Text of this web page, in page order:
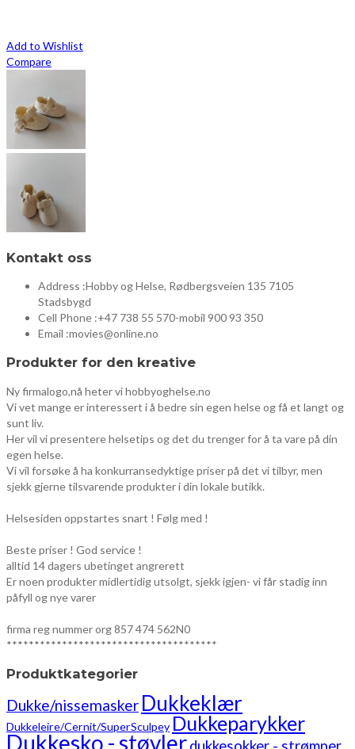
Add to Wishlist
Compare
Kontakt oss
Address :Hobby og Helse, Rødbergsveien 135 7105
Stadsbygd
Cell Phone :+47 738 55 570-mobil 900 93 350
Email :movies@online.no
Produkter for den kreative
Ny firmalogo,nå heter vi hobbyoghelse.no
Vi vet mange er interessert i å bedre sin egen helse og få et langt og
sunt liv.
Her vil vi presentere helsetips og det du trenger for å ta vare på din
egen helse.
Vi vil forsøke å ha konkurransedyktige priser på det vi tilbyr, men
sjekk gjerne tilsvarende produkter i din lokale butikk.
Helsesiden oppstartes snart ! Følg med !
Beste priser ! God service !
alltid 14 dagers ubetinget angrerett
Er noen produkter midlertidig utsolgt, sjekk igjen- vi får stadig inn
påfyll og nye varer
firma reg nummer org 857 474 562N0
**************************************
Produktkategorier
Dukke/nissemasker Dukkeklær
Dukkeleire/Cernit/SuperSculpey Dukkeparykker
Dukkesko - støvlerdukkesokker - strømper